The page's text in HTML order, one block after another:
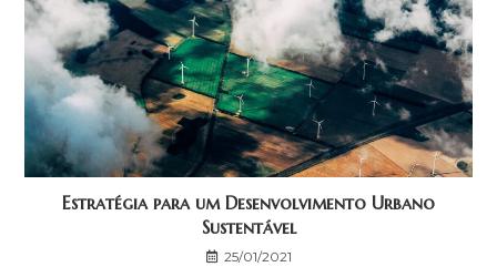
Estratégia para um Desenvolvimento Urbano
Sustentável
25/01/2021